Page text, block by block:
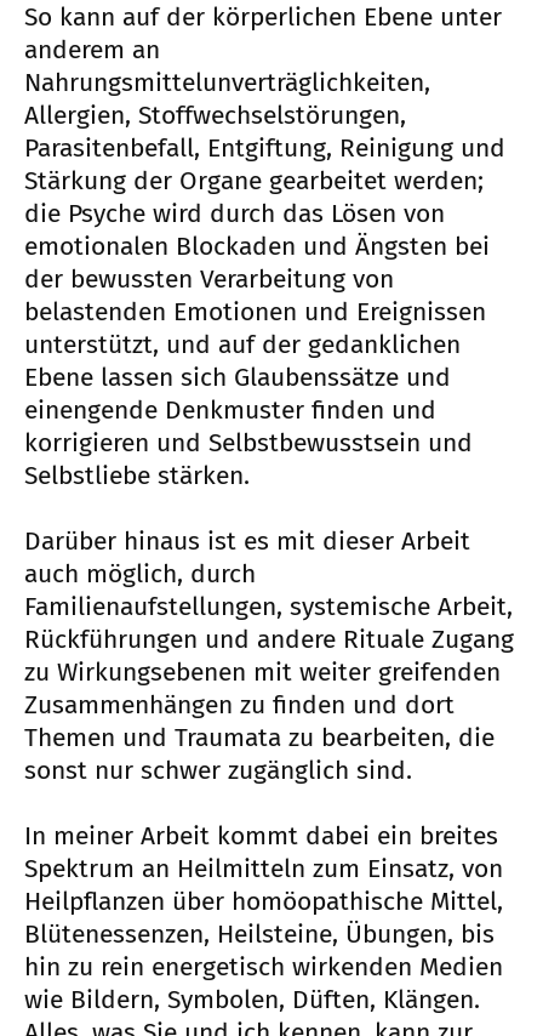
So kann auf der körperlichen Ebene unter
anderem an
Nahrungsmittelunverträglichkeiten,
Allergien, Stoffwechselstörungen,
Parasitenbefall, Entgiftung, Reinigung und
Stärkung der Organe gearbeitet werden;
die Psyche wird durch das Lösen von
emotionalen Blockaden und Ängsten bei
der bewussten Verarbeitung von
belastenden Emotionen und Ereignissen
unterstützt, und auf der gedanklichen
Ebene lassen sich Glaubenssätze und
einengende Denkmuster finden und
korrigieren und Selbstbewusstsein und
Selbstliebe stärken.
Darüber hinaus ist es mit dieser Arbeit
auch möglich, durch
Familienaufstellungen, systemische Arbeit,
Rückführungen und andere Rituale Zugang
zu Wirkungsebenen mit weiter greifenden
Zusammenhängen zu finden und dort
Themen und Traumata zu bearbeiten, die
sonst nur schwer zugänglich sind.
In meiner Arbeit kommt dabei ein breites
Spektrum an Heilmitteln zum Einsatz, von
Heilpflanzen über homöopathische Mittel,
Blütenessenzen, Heilsteine, Übungen, bis
hin zu rein energetisch wirkenden Medien
wie Bildern, Symbolen, Düften, Klängen.